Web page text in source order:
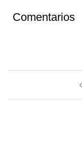
Comentarios